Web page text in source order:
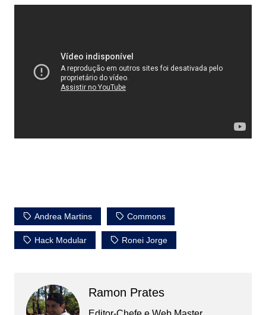
Andrea Martins Commons
Hack Modular Ronei Jorge
Ramon Prates